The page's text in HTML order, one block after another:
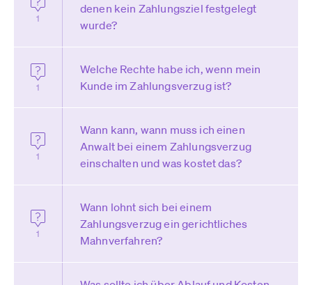
1
denen kein Zahlungsziel festgelegt
wurde?
1
Welche Rechte habe ich, wenn mein
Kunde im Zahlungsverzug ist?
1
Wann kann, wann muss ich einen
Anwalt bei einem Zahlungsverzug
einschalten und was kostet das?
1
Wann lohnt sich bei einem
Zahlungsverzug ein gerichtliches
Mahnverfahren?